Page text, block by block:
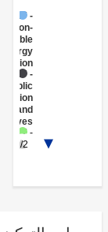
Renewable
Generation
Administration
- Energy and
Extractives
Energy